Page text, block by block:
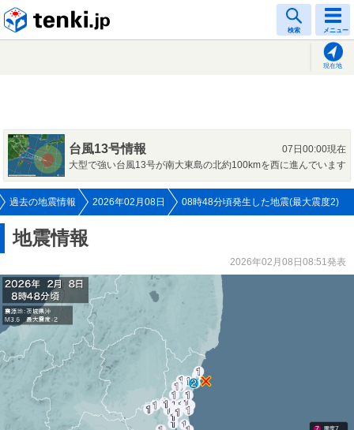
検索 メニュー
現在地
台風13号情報
07日00:00現在
大型で強い台風13号が南大東島の北約100kmを西に進んでいます
過去の地震情報 2026年02月08日 08時48分頃発生した地震(最大震度2)
地震情報
2026年02月08日08:51発表